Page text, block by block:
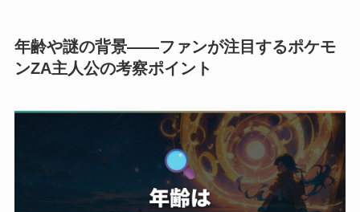
年齢や謎の背景——ファンが注目するポケモ
ンZA主人公の考察ポイント